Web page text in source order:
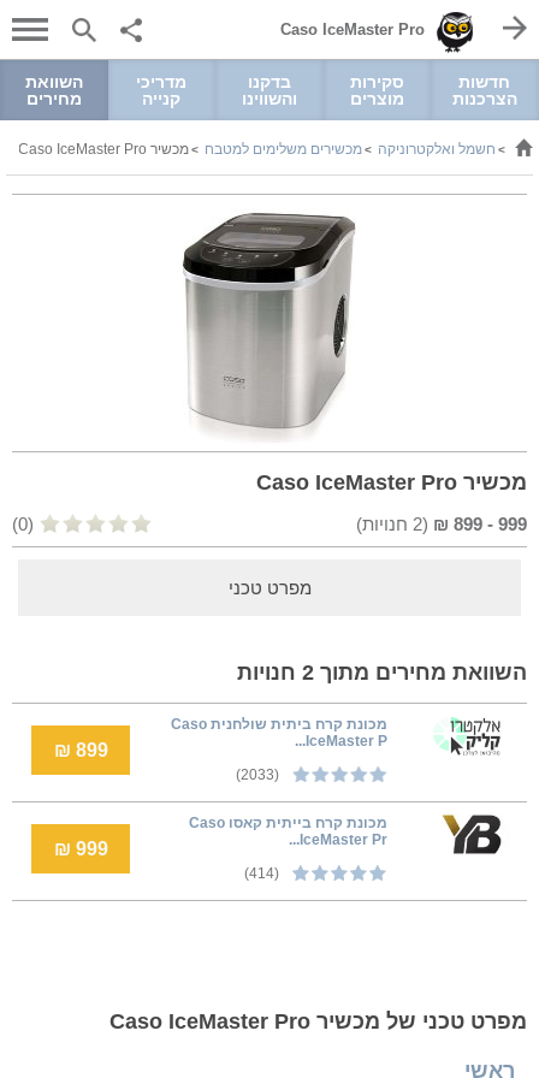
Caso IceMaster Pro
חדשות
הצרכנות
סקירות
מוצרים
בדקנו
והשווינו
מדריכי
קנייה
השוואת
מחירים
> חשמל ואלקטרוניקה >מכשירים משלימים למטבח >מכשיר Caso IceMaster Pro
מכשיר Caso IceMaster Pro
999
-
899
₪
(
2 חנויות) (0)
מפרט טכני
השוואת מחירים מתוך 2 חנויות
מכונת קרח ביתית שולחנית Caso
IceMaster P...
(2033)
899 ₪
‏מכונת קרח בייתית קאסו Caso
IceMaster Pr...
(414)
999 ₪
מפרט טכני של מכשיר Caso IceMaster Pro
ראשי